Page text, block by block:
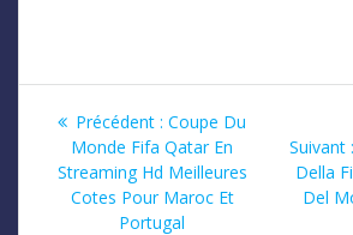
Navigation
l’article
Précédent : Article
précédent
:
Coupe Du
Monde Fifa Qatar En
Streaming Hd Meilleures
Cotes Pour Maroc Et
Portugal
Suivant :
Della
Del